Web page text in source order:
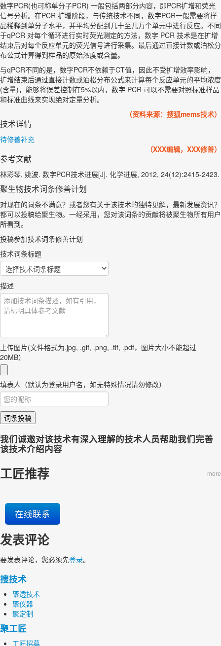
数字PCR(也可称单分子PCR) 一般包括两部分内容，即PCR扩增和荧光
信号分析。在PCR 扩增阶段，与传统技术不同，数字PCR一般需要将样
品稀释到单分子水平，并平均分配到几十至几万个单元中进行反应。不同
于qPCR 对每个循环进行实时荧光测定的方法，数字 PCR 技术是在扩增
结束后对每个反应单元的荧光信号进行采集。最后通过直接计数或泊松分
布公式计算得到样品的原始浓度或含量。
与qPCR不同的是，数字PCR不依赖于CT值，因此不受扩增效率影响，
扩增结束后通过直接计数或泊松分布公式来计算每个反应单元的平均浓度
(含量)，能够将误差控制在5%以内，数字 PCR 可以不需要对照标准样品
和标准曲线来实现绝对定量分析。
（资料来源：搜狐mems技术）
技术详情
待修善补充
（XXX编辑，XXX修善）
参考文献
林彩琴, 姚波. 数字PCR技术进展[J]. 化学进展, 2012, 24(12):2415-2423.
聚生物技术词条修善计划
对现在的词条不满意？或者您有关于该技术的独特见解，最新发展资讯？
都可以投稿给聚生物。一经采用，您对该词条的贡献将被聚生物所有用户
所看到。
投稿参加技术词条修善计划
技术词条标题
描述
上传图片(文件格式为.jpg, .gif, .png, .tif, .pdf，图片大小不能超过
20MB）
填表人（默认为登录用户名，如无特殊情况请勿修改）
词条投稿
我们诚邀对该技术有深入理解的技术人员帮助我们完善
该技术介绍内容
工匠推荐 more
在线联系
发表评论
要发表评论，您必须先登录。
搜技术
聚透技术
聚仪器
聚定制
聚工匠
工匠招募